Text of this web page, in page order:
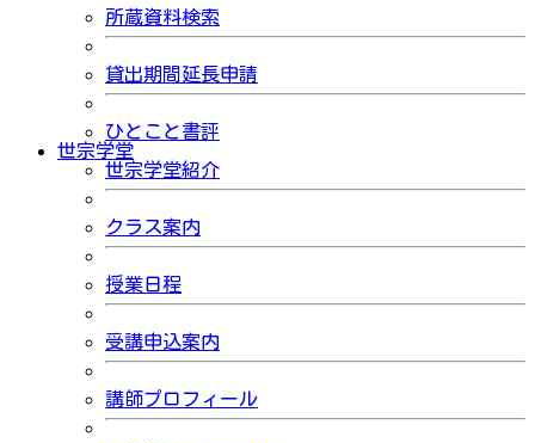
所蔵資料検索
貸出期間延長申請
ひとこと書評
世宗学堂
世宗学堂紹介
クラス案内
授業日程
受講申込案内
講師プロフィール